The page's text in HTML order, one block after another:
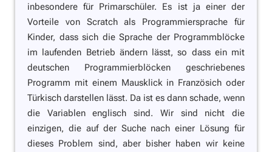
inbesondere für Primarschüler. Es ist ja einer der
Vorteile von Scratch als Programmiersprache für
Kinder, dass sich die Sprache der Programmblöcke
im laufenden Betrieb ändern lässt, so dass ein mit
deutschen Programmierblöcken geschriebenes
Programm mit einem Mausklick in Französich oder
Türkisch darstellen lässt. Da ist es dann schade, wenn
die Variablen englisch sind. Wir sind nicht die
einzigen, die auf der Suche nach einer Lösung für
dieses Problem sind, aber bisher haben wir keine